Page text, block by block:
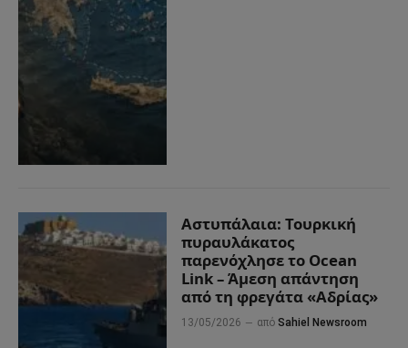
Αστυπάλαια: Τουρκική
πυραυλάκατος
παρενόχλησε το Ocean
Link – Άμεση απάντηση
από τη φρεγάτα «Αδρίας»
13/05/2026 από Sahiel Newsroom